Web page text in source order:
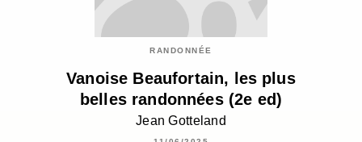
RANDONNÉE
Vanoise Beaufortain, les plus
belles randonnées (2e ed)
Jean Gotteland